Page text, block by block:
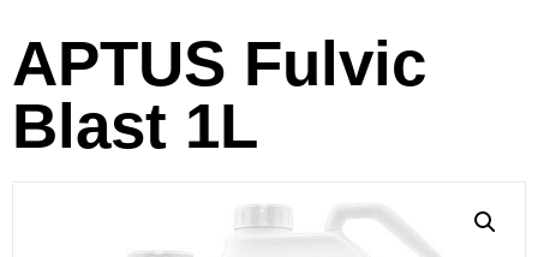
APTUS Fulvic
Blast 1L